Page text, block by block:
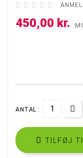
    
450,00 kr.
ANTAL :
 TILFØJ